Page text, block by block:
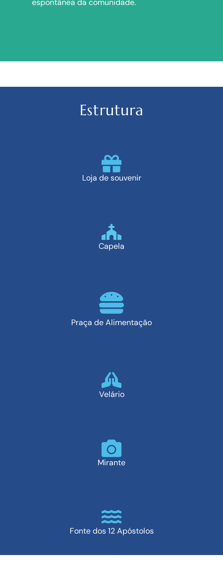
espontânea da comunidade.
Estrutura
Loja de souvenir
Capela
Praça de Alimentação
Velário
Mirante
Fonte dos 12 Apóstolos